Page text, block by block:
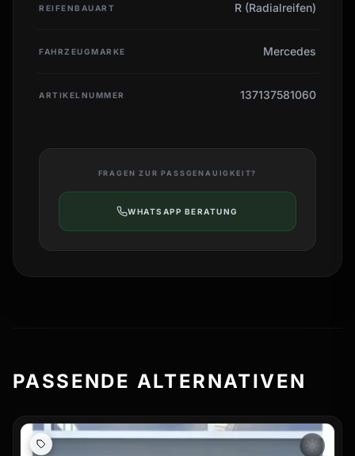
REIFENBAUART R (Radialreifen)
FAHRZEUGMARKE Mercedes
ARTIKELNUMMER 137137581060
FRAGEN ZUR PASSGENAUIGKEIT?
WHATSAPP BERATUNG
PASSENDE ALTERNATIVEN
wb_sunny